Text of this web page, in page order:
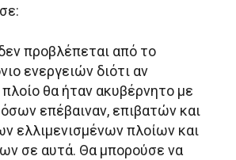
προβλέπεται από το
ενεργειών διότι αν
θα ήταν ακυβέρνητο με
επέβαιναν, επιβατών και
ελλιμενισμένων πλοίων και
σε αυτά. Θα μπορούσε να